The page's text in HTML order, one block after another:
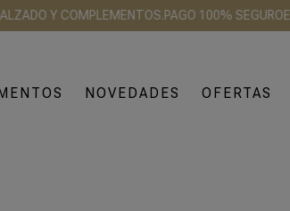
Y COMPLEMENTOS.PAGO 100% SEGUROENVÍO
NOVEDADES OFERTAS